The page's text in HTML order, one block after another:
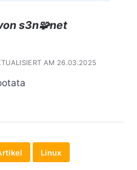
s3n🧩net
AM 26.03.2025
Linux